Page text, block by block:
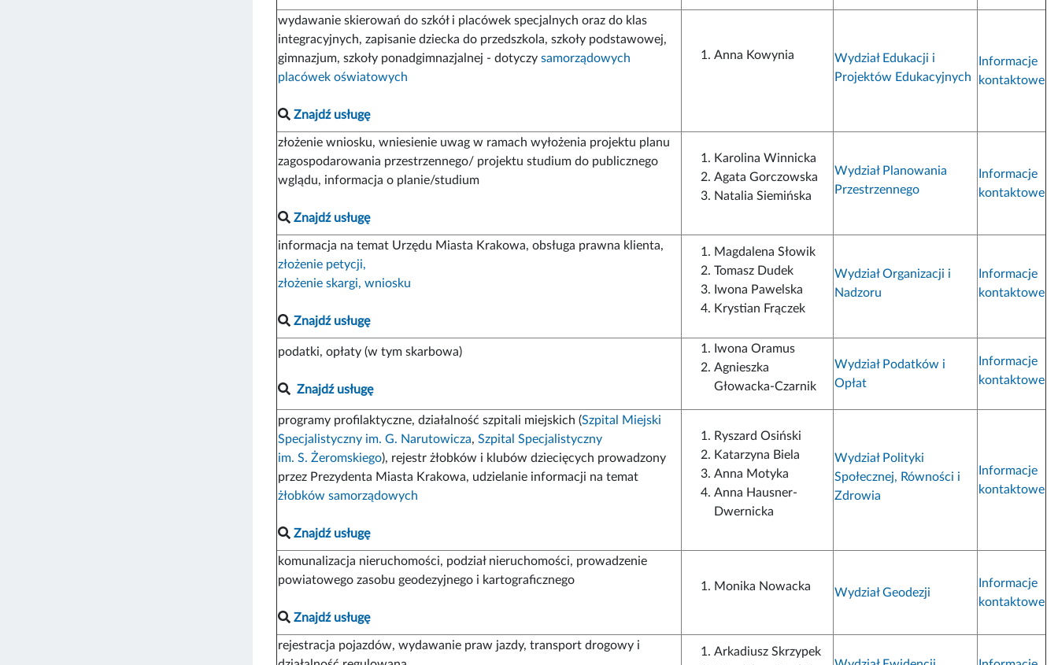
wydawanie skierowań do szkół i placówek specjalnych oraz do klas
integracyjnych, zapisanie dziecka do przedszkola, szkoły podstawowej,
gimnazjum, szkoły ponadgimnazjalnej - dotyczy samorządowych
placówek oświatowych
Znajdź usługę
Anna Kowynia
Wydział Edukacji i
Projektów Edukacyjnych
Informacje
kontaktowe
złożenie wniosku, wniesienie uwag w ramach wyłożenia projektu planu
zagospodarowania przestrzennego/ projektu studium do publicznego
wglądu, informacja o planie/studium
Znajdź usługę
Karolina Winnicka
Agata Gorczowska
Natalia Siemińska
Wydział Planowania
Przestrzennego
Informacje
kontaktowe
informacja na temat Urzędu Miasta Krakowa, obsługa prawna klienta,
złożenie petycji,
złożenie skargi, wniosku
Znajdź usługę
Magdalena Słowik
Tomasz Dudek
Iwona Pawelska
Krystian Frączek
Wydział Organizacji i
Nadzoru
Informacje
kontaktowe
podatki, opłaty (w tym skarbowa)
Znajdź usługę
Iwona Oramus
Agnieszka
Głowacka-Czarnik
Wydział Podatków i
Opłat
Informacje
kontaktowe
programy profilaktyczne, działalność szpitali miejskich (Szpital Miejski
Specjalistyczny im. G. Narutowicza, Szpital Specjalistyczny
im. S. Żeromskiego), rejestr żłobków i klubów dziecięcych prowadzony
przez Prezydenta Miasta Krakowa, udzielanie informacji na temat
żłobków samorządowych
Znajdź usługę
Ryszard Osiński
Katarzyna Biela
Anna Motyka
Anna Hausner-
Dwernicka
Wydział Polityki
Społecznej, Równości i
Zdrowia
Informacje
kontaktowe
komunalizacja nieruchomości, podział nieruchomości, prowadzenie
powiatowego zasobu geodezyjnego i kartograficznego
Znajdź usługę
Monika Nowacka Wydział Geodezji
Informacje
kontaktowe
rejestracja pojazdów, wydawanie praw jazdy, transport drogowy i
Arkadiusz Skrzypek